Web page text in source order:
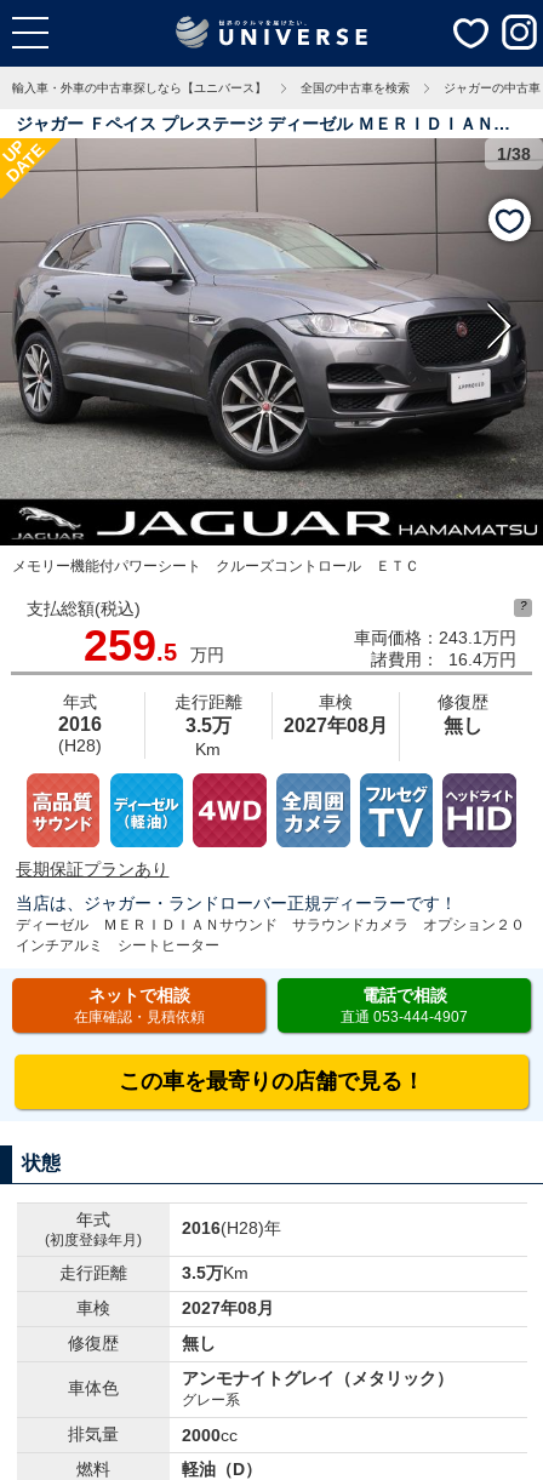
輸入車・外車の中古車探しなら【ユニバース】 全国の中古車を検索 ジャガーの中古車
ジャガー Ｆペイス プレステージ ディーゼル ＭＥＲＩＤＩＡＮサ
ウンド サラウンドカメラ オプション２０インチアルミ シートヒー
ター メモリー機能付パワーシート クルーズコントロール ＥＴＣ
DATE
メモリー機能付パワーシート クルーズコントロール ＥＴＣ
1/38
支払総額(税込)
259.5 万円
車両価格：
諸費用：
243.1万円
16.4万円
?
年式
2016
(H28)
走行距離
3.5万
Km
車検
2027年08月
修復歴
無し
長期保証プランあり
当店は、ジャガー・ランドローバー正規ディーラーです！
ディーゼル ＭＥＲＩＤＩＡＮサウンド サラウンドカメラ オプション２０
インチアルミ シートヒーター
ネットで相談
在庫確認・見積依頼
電話で相談
直通 053-444-4907
この車を最寄りの店舗で見る！
状態
年式
(初度登録年月)
2016(H28)年
走行距離 3.5万Km
車検
2027年08月
修復歴
無し
車体色 アンモナイトグレイ（メタリック）
グレー系
排気量 2000cc
燃料
軽油（D）